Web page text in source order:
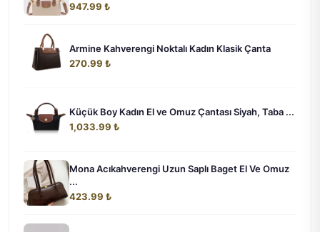
947.99 ₺
Armine Kahverengi Noktalı Kadın Klasik Çanta
270.99 ₺
Küçük Boy Kadın El ve Omuz Çantası Siyah, Taba ...
1,033.99 ₺
Mona Acıkahverengi Uzun Saplı Baget El Ve Omuz
...
423.99 ₺